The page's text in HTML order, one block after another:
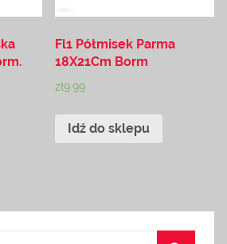
Fl1 Półmisek Parma
18X21Cm Borm
zł9.99
Idź do sklepu